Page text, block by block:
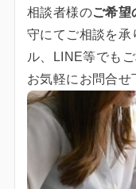
相談者様のご希望
守にてご相談を承
ル、LINE等でも
お気軽にお問合せ